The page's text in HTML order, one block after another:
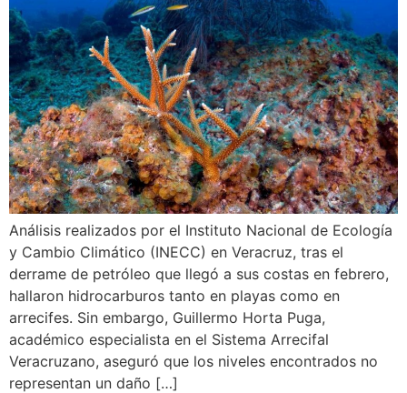
Análisis realizados por el Instituto Nacional de Ecología
y Cambio Climático (INECC) en Veracruz, tras el
derrame de petróleo que llegó a sus costas en febrero,
hallaron hidrocarburos tanto en playas como en
arrecifes. Sin embargo, Guillermo Horta Puga,
académico especialista en el Sistema Arrecifal
Veracruzano, aseguró que los niveles encontrados no
representan un daño […]